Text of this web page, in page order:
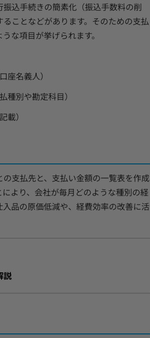
込手続きの簡素化（振込手数料の削
ことなどがあります。そのための支払
な項目が挙げられます。
座名義人）
種別や勘定科目）
載）
支払先と、支払い金額の一覧表を作成
より、会社が毎月どのような種別の経
品の原価低減や、経費効率の改善に活
説